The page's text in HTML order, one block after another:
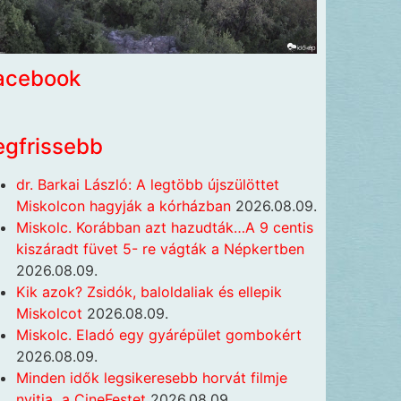
dr. Barkai László: A legtöbb újszülöttet
Miskolcon hagyják a kórházban 2026.08.09.
Miskolc. Korábban azt hazudták…A 9 centis
kiszáradt füvet 5- re vágták a Népkertben
2026.08.09.
Kik azok? Zsidók, baloldaliak és ellepik
Miskolcot 2026.08.09.
Miskolc. Eladó egy gyárépület gombokért
2026.08.09.
Minden idők legsikeresebb horvát filmje